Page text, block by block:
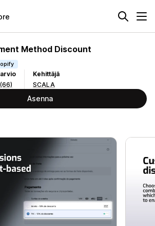
Method Discount
(66)
Kehittäjä
SCALA
Asenna